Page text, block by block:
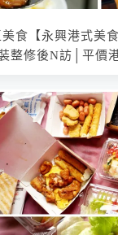
食【永興港式美
整修後N訪│平價